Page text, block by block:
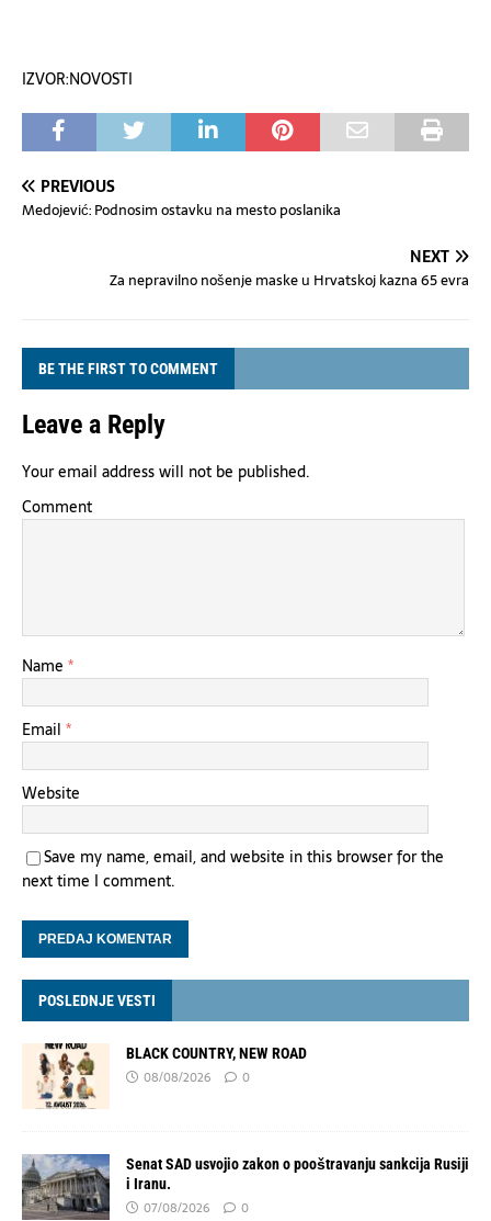
IZVOR:NOVOSTI
PREVIOUS
Medojević: Podnosim ostavku na mesto poslanika
NEXT
Za nepravilno nošenje maske u Hrvatskoj kazna 65 evra
BE THE FIRST TO COMMENT
Leave a Reply
Your email address will not be published.
Comment
Name *
Email *
Website
Save my name, email, and website in this browser for the
next time I comment.
POSLEDNJE VESTI
BLACK COUNTRY, NEW ROAD
08/08/2026 0
Senat SAD usvojio zakon o pooštravanju sankcija Rusiji
i Iranu.
07/08/2026 0